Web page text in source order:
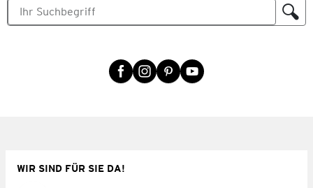
WIR SIND FÜR SIE DA!